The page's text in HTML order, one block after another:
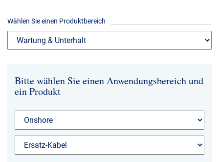
Über uns
Nachhaltigkeit
Wählen Sie einen Produktbereich
Bitte wählen Sie einen Anwendungsbereich und
ein Produkt